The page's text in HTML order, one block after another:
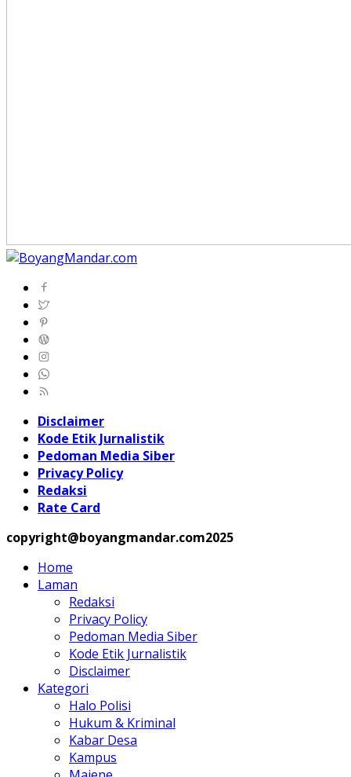
Disclaimer
Kode Etik Jurnalistik
Pedoman Media Siber
Privacy Policy
Redaksi
Rate Card
copyright@boyangmandar.com2025
Home
Laman
Redaksi
Privacy Policy
Pedoman Media Siber
Kode Etik Jurnalistik
Disclaimer
Kategori
Halo Polisi
Hukum & Kriminal
Kabar Desa
Kampus